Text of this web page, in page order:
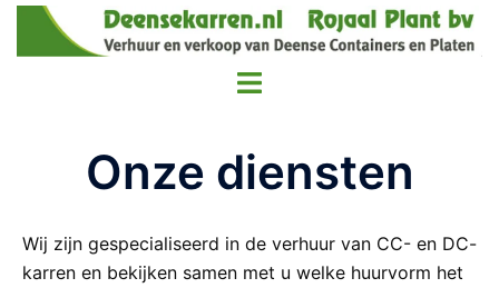
Onze diensten
Wij zijn gespecialiseerd in de verhuur van CC- en DC-
karren en bekijken samen met u welke huurvorm het